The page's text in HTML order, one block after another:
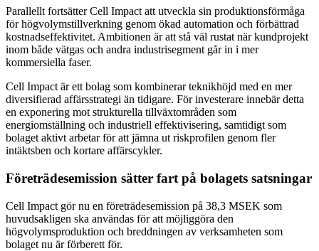
Parallellt fortsätter Cell Impact att utveckla sin produktionsförmåga
för högvolymstillverkning genom ökad automation och förbättrad
kostnadseffektivitet. Ambitionen är att stå väl rustat när kundprojekt
inom både vätgas och andra industrisegment går in i mer
kommersiella faser.
Cell Impact är ett bolag som kombinerar teknikhöjd med en mer
diversifierad affärsstrategi än tidigare. För investerare innebär detta
en exponering mot strukturella tillväxtområden som
energiomställning och industriell effektivisering, samtidigt som
bolaget aktivt arbetar för att jämna ut riskprofilen genom fler
intäktsben och kortare affärscykler.
Företrädesemission sätter fart på bolagets satsningar
Cell Impact gör nu en företrädesemission på 38,3 MSEK som
huvudsakligen ska användas för att möjliggöra den
högvolymsproduktion och breddningen av verksamheten som
bolaget nu är förberett för.